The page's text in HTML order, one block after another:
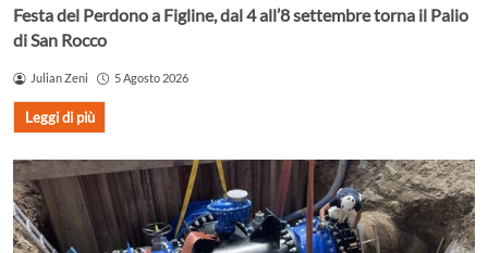
Festa del Perdono a Figline, dal 4 all’8 settembre torna il Palio
di San Rocco
Julian Zeni 5 Agosto 2026
Leggi di più